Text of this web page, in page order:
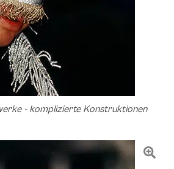
- komplizierte Konstruktionen